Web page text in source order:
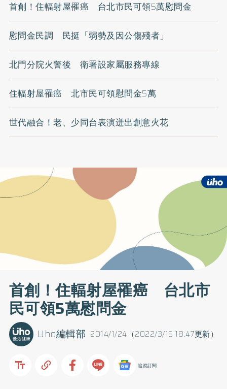
首創！住輻射屋罹癌 台北市民可領5萬慰問金
慰問金民調 民挺「弱勢及因公傷殘者」
北門分院火警後 衛署設家屬服務專線
住輻射屋罹癌 北市民可領慰問金5萬
世代融合！老、少同台表演迸出創意火花
首創！住輻射屋罹癌 台北市
民可領5萬慰問金
2014/1/24（2022/3/15 18:47更新）
Uho編輯部
追蹤訂閱